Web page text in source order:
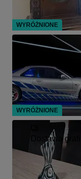
Dostawa gratis
WYRÓŻNIONE
WYRÓŻNIONE